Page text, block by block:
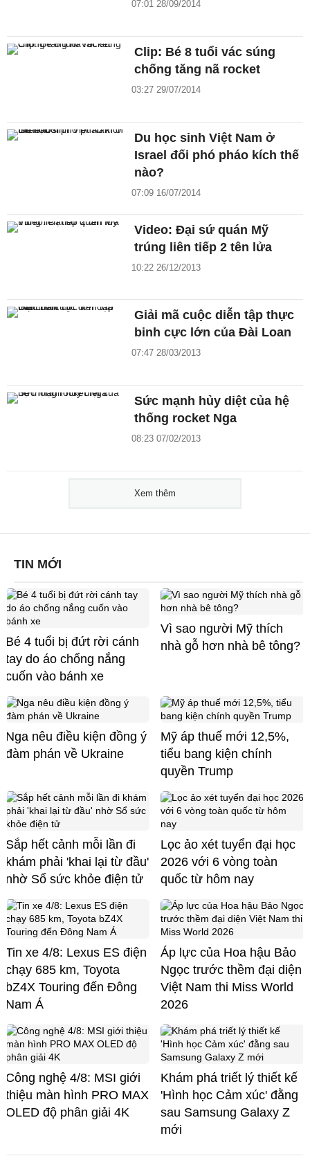
07:01 28/09/2014
Clip: Bé 8 tuổi vác súng
chống tăng nã rocket
03:27 29/07/2014
Du học sinh Việt Nam ở
Israel đối phó pháo kích thế
nào?
07:09 16/07/2014
Video: Đại sứ quán Mỹ
trúng liên tiếp 2 tên lửa
10:22 26/12/2013
Giải mã cuộc diễn tập thực
binh cực lớn của Đài Loan
07:47 28/03/2013
Sức mạnh hủy diệt của hệ
thống rocket Nga
08:23 07/02/2013
Xem thêm
TIN MỚI
Bé 4 tuổi bị đứt rời cánh
tay do áo chống nắng
cuốn vào bánh xe
Vì sao người Mỹ thích
nhà gỗ hơn nhà bê tông?
Nga nêu điều kiện đồng ý
đàm phán về Ukraine
Mỹ áp thuế mới 12,5%,
tiểu bang kiện chính
quyền Trump
Sắp hết cảnh mỗi lần đi
khám phải 'khai lại từ đầu'
nhờ Sổ sức khỏe điện tử
Lọc ảo xét tuyển đại học
2026 với 6 vòng toàn
quốc từ hôm nay
Tin xe 4/8: Lexus ES điện
chạy 685 km, Toyota
bZ4X Touring đến Đông
Nam Á
Áp lực của Hoa hậu Bảo
Ngọc trước thềm đại diện
Việt Nam thi Miss World
2026
Công nghệ 4/8: MSI giới
thiệu màn hình PRO MAX
OLED độ phân giải 4K
Khám phá triết lý thiết kế
'Hình học Cảm xúc' đằng
sau Samsung Galaxy Z
mới